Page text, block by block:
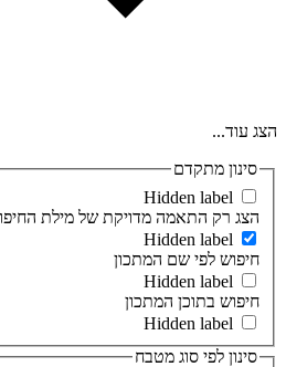
הצג עוד...
סינון מתקדם
Hidden label
הצג רק התאמה מדויקת של מילת
Hidden label
חיפוש לפי שם המתכון
Hidden label
חיפוש בתוכן המתכון
Hidden label
סינון לפי סוג מטבח